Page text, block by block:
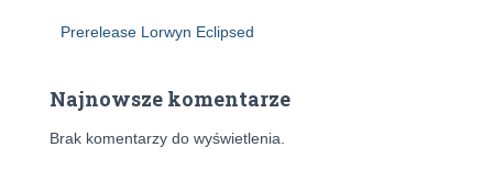
Prerelease Lorwyn Eclipsed
Najnowsze komentarze
Brak komentarzy do wyświetlenia.